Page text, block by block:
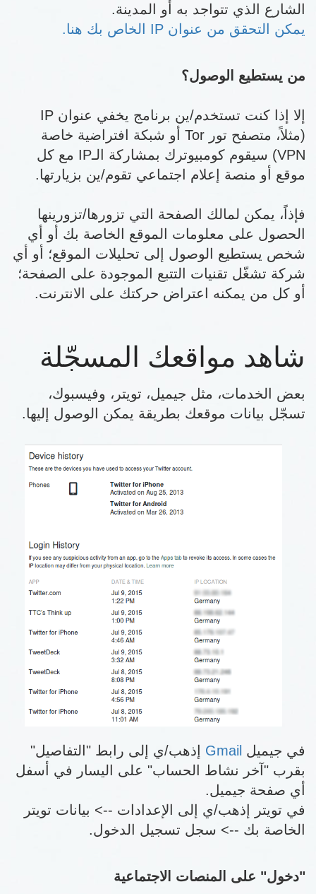
الشارع الذي تتواجد به أو المدينة.
يمكن التحقق من عنوان IP الخاص بك هنا.
من يستطيع الوصول؟
إلا إذا كنت تستخدم/ين برنامج يخفي عنوان IP
(مثلاً، متصفح تور Tor أو شبكة افتراضية خاصة
VPN) سيقوم كومبيوترك بمشاركة الـIP مع كل
موقع أو منصة إعلام اجتماعي تقوم/ين بزيارتها.
فإذاً، يمكن لمالك الصفحة التي تزورها/تزورينها
الحصول على معلومات الموقع الخاصة بك أو أي
شخص يستطيع الوصول إلى تحليلات الموقع؛ أو أي
شركة تشغّل تقنيات التتبع الموجودة على الصفحة؛
أو كل من يمكنه اعتراض حركتك على الانترنت.
شاهد مواقعك المسجّلة
بعض الخدمات، مثل جيميل، تويتر، وفيسبوك،
تسجّل بيانات موقعك بطريقة يمكن الوصول إليها.
في جيميل Gmail إذهب/ي إلى رابط "التفاصيل"
بقرب "آخر نشاط الحساب" على اليسار في أسفل
أي صفحة جيميل.
في تويتر إذهب/ي إلى الإعدادات --> بيانات تويتر
الخاصة بك --> سجل تسجيل الدخول.
"دخول" على المنصات الاجتماعية